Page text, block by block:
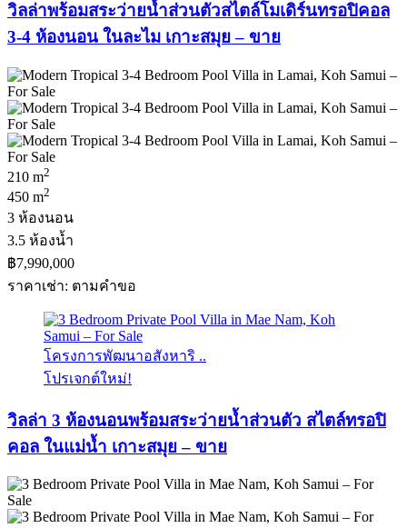
วิลล่าพร้อมสระว่ายน้ำส่วนตัวสไตล์โมเดิร์นทรอปิคอล
3-4 ห้องนอน ในละไม เกาะสมุย – ขาย
210 m2
450 m2
3 ห้องนอน
3.5 ห้องน้ำ
฿7,990,000
ราคาเช่า: ตามคําขอ
โครงการพัฒนาอสังหาริ ..
โปรเจกต์ใหม่!
วิลล่า 3 ห้องนอนพร้อมสระว่ายน้ำส่วนตัว สไตล์ทรอปิ
คอล ในแม่น้ำ เกาะสมุย – ขาย